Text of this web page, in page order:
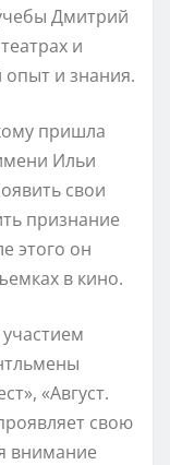
Дмитрий
и
опыт и знания.
пришла
Ильи
свои
признание
этого он
в кино.
«Август.
свою
внимание